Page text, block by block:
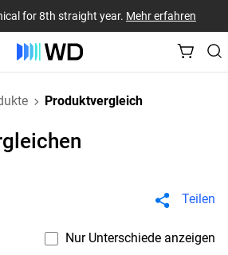
for 8th straight year. Mehr erfahren
Produktvergleich
Teilen
Nur Unterschiede anzeigen